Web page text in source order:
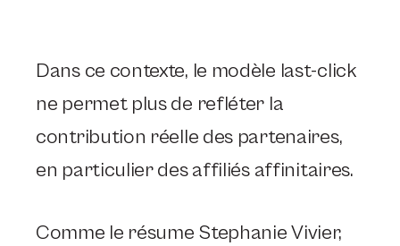
Dans ce contexte, le modèle last-click
ne permet plus de refléter la
contribution réelle des partenaires,
en particulier des affiliés affinitaires.
Comme le résume Stephanie Vivier,